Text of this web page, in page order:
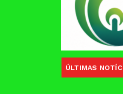
ÚLTIMAS
à Presidência do TJMG